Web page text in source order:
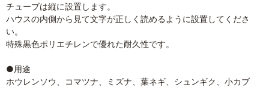
チューブは縦に設置します。
ハウスの内側から見て文字が正しく読めるように設置してくださ
い。
特殊黒色ポリエチレンで優れた耐久性です。
●用途
ホウレンソウ、コマツナ、ミズナ、葉ネギ、シュンギク、小カブ